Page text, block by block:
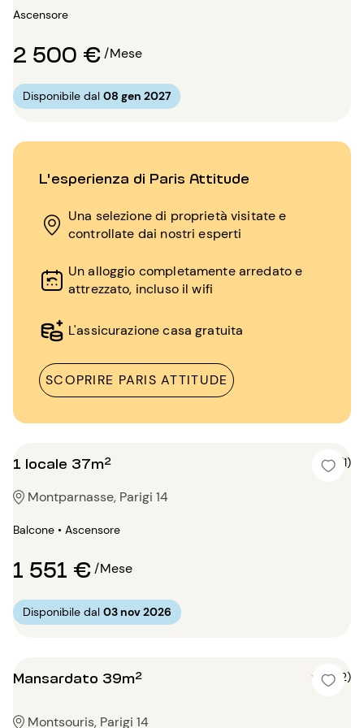
L'esperienza di Paris Attitude
Una selezione di proprietà visitate e
controllate dai nostri esperti
Un alloggio completamente arredato e
attrezzato, incluso il wifi
L'assicurazione casa gratuita
SCOPRIRE PARIS ATTITUDE
Ascensore
2 500 €/Mese
Disponibile dal 08 gen 2027
1 locale 37m² 5 (1)
Montparnasse, Parigi 14
Balcone • Ascensore
1 551 €/Mese
Disponibile dal 03 nov 2026
Mansardato 39m² 5 (2)
Montsouris, Parigi 14